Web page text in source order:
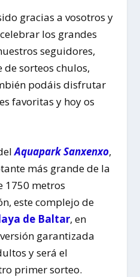
gracias a vosotros y
los grandes
seguidores,
sorteos chulos,
podáis disfrutar
favoritas y hoy os
Aquapark Sanxenxo,
más grande de la
1750 metros
este complejo de
de Baltar, en
garantizada
y será el
primer sorteo.